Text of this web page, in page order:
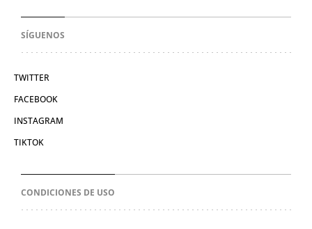
SÍGUENOS
TWITTER
FACEBOOK
INSTAGRAM
TIKTOK
CONDICIONES DE USO